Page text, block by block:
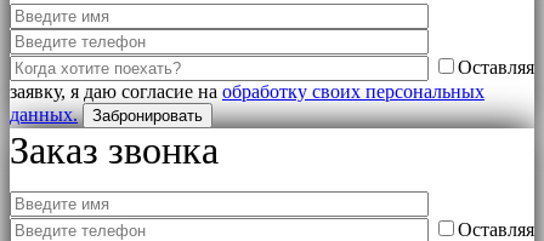
Оставляя
заявку, я даю согласие на обработку своих персональных
данных.
Заказ звонка
Оставляя